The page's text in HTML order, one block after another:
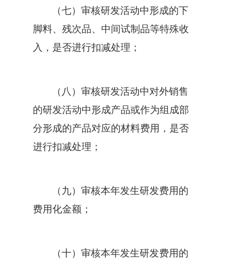
（七）审核研发活动中形成的下
脚料、残次品、中间试制品等特殊收
入，是否进行扣减处理；
（八）审核研发活动中对外销售
的研发活动中形成产品或作为组成部
分形成的产品对应的材料费用，是否
进行扣减处理；
（九）审核本年发生研发费用的
费用化金额；
（十）审核本年发生研发费用的